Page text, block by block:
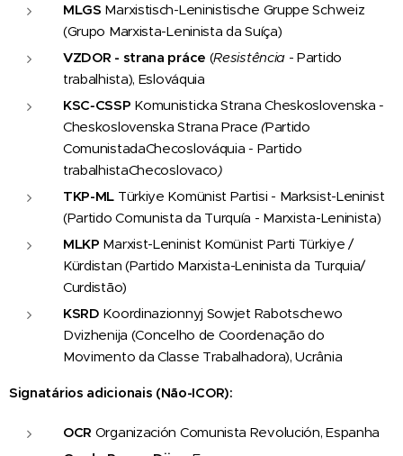
MLGS Marxistisch-Leninistische Gruppe Schweiz
(Grupo Marxista-Leninista da Suíça)
VZDOR - strana práce (Resistência - Partido
trabalhista), Eslováquia
KSC-CSSP Komunisticka Strana Cheskoslovenska -
Cheskoslovenska Strana Prace (Partido
ComunistadaChecoslováquia - Partido
trabalhistaChecoslovaco)
TKP-ML Türkiye Komünist Partisi - Marksist-Leninist
(Partido Comunista da Turquía - Marxista-Leninista)
MLKP Marxist-Leninist Komünist Parti Türkiye /
Kürdistan (Partido Marxista-Leninista da Turquia/
Curdistão)
KSRD Koordinazionnyj Sowjet Rabotschewo
Dvizhenija (Concelho de Coordenação do
Movimento da Classe Trabalhadora), Ucrânia
Signatários adicionais (Não-ICOR):
OCR Organización Comunista Revolución, Espanha